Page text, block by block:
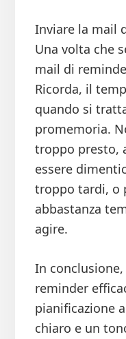
Inviare la mail
Una volta che
mail di
Ricorda, il
quando si
promemoria.
troppo presto,
essere
troppo tardi, o
abbastanza
agire.
In
reminder
pianificazione
chiaro e un